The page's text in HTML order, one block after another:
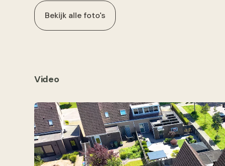
Bekijk alle foto's
Video